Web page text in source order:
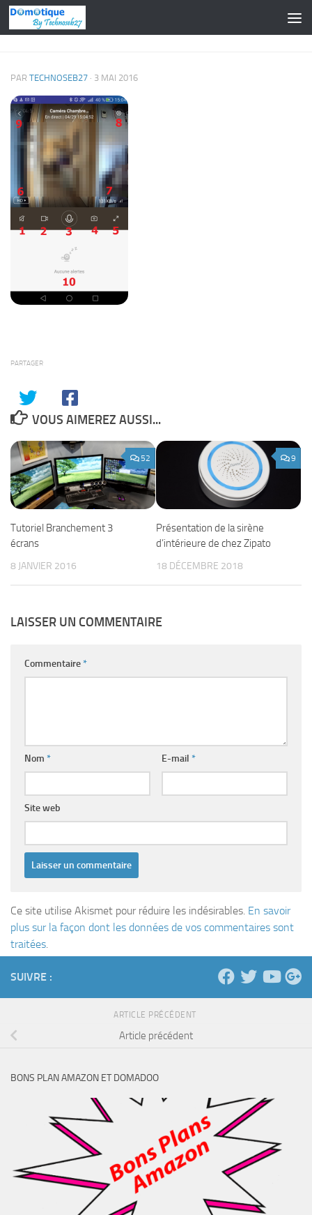
Skip to content
PAR TECHNOSEB27 · 3 MAI 2016
PARTAGER
VOUS AIMEREZ AUSSI...
52
Tutoriel Branchement 3
écrans
8 JANVIER 2016
9
Présentation de la sirène
d’intérieure de chez Zipato
18 DÉCEMBRE 2018
LAISSER UN COMMENTAIRE
Commentaire*
Nom * E-mail *
Site web
Ce site utilise Akismet pour réduire les indésirables. En savoir
plus sur la façon dont les données de vos commentaires sont
traitées.
SUIVRE :
ARTICLE PRÉCÉDENT
Article précédent
BONS PLAN AMAZON ET DOMADOO